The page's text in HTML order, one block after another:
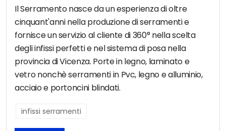
Il Serramento nasce da un esperienza di oltre
cinquant'anni nella produzione di serramenti e
fornisce un servizio al cliente di 360° nella scelta
degli infissi perfetti e nel sistema di posa nella
provincia di Vicenza. Porte in legno, laminato e
vetro nonchè serramenti in Pvc, legno e alluminio,
acciaio e portoncini blindati.
infissi serramenti